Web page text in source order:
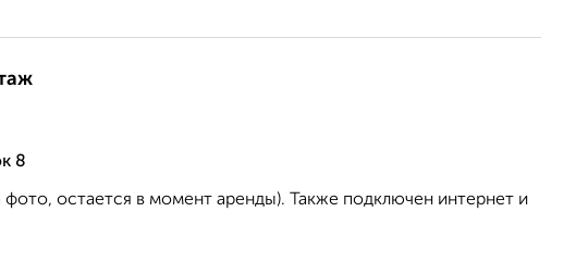
8
остается в момент аренды). Также подключен интернет и